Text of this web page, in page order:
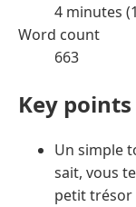
4 minutes
Word count
663
Key points
Un simple
sait, vous
petit trésor